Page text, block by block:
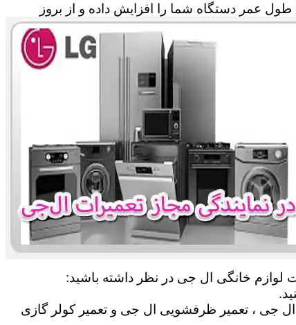
عمر دستگاه شما را افزایش داده و از بروز
لوازم خانگی ال جی در نظر داشته باشید:
جی ، تعمیر ظرفشویی ال جی و تعمیر کولر گازی